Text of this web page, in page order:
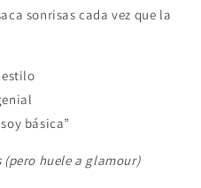
sonrisas cada vez que la
básica”
huele a glamour)